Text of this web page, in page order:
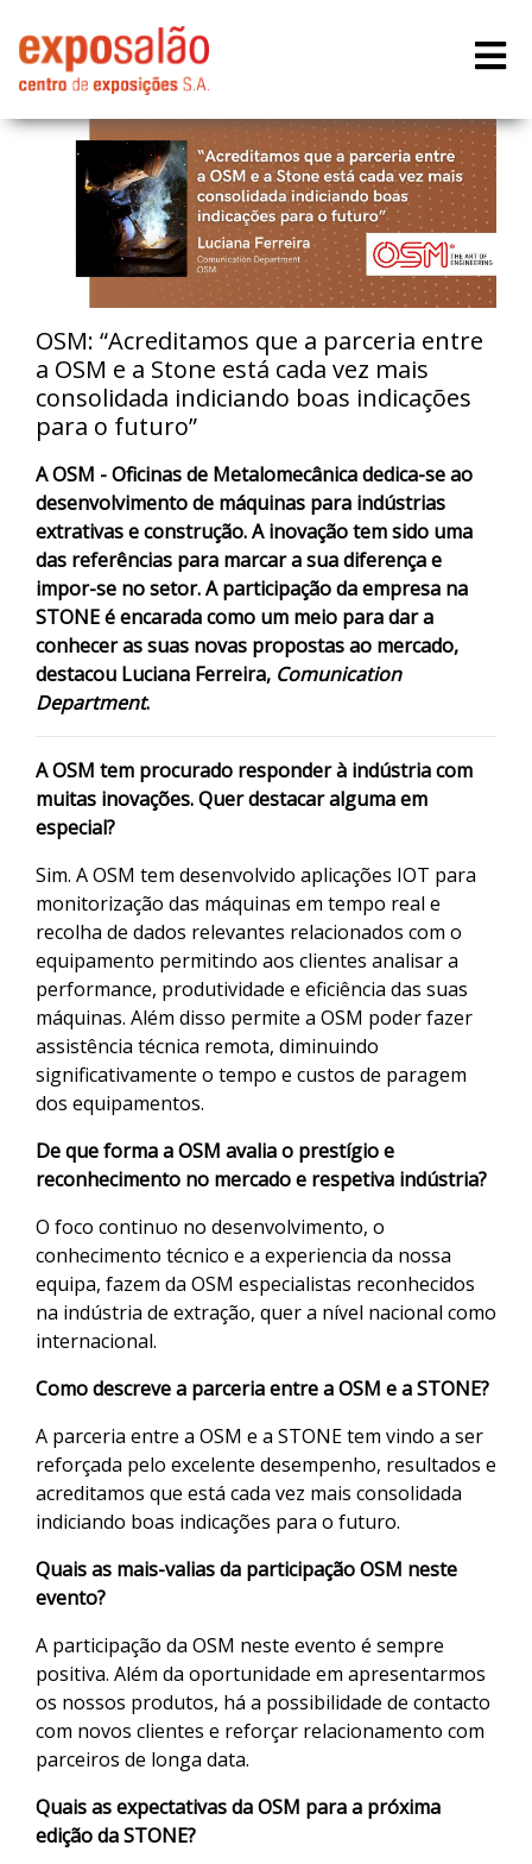
OSM: “Acreditamos que a parceria entre
a OSM e a Stone está cada vez mais
consolidada indiciando boas indicações
para o futuro”
A OSM - Oficinas de Metalomecânica dedica-se ao
desenvolvimento de máquinas para indústrias
extrativas e construção. A inovação tem sido uma
das referências para marcar a sua diferença e
impor-se no setor. A participação da empresa na
STONE é encarada como um meio para dar a
conhecer as suas novas propostas ao mercado,
destacou Luciana Ferreira, Comunication
Department.
A OSM tem procurado responder à indústria com
muitas inovações. Quer destacar alguma em
especial?
Sim. A OSM tem desenvolvido aplicações IOT para
monitorização das máquinas em tempo real e
recolha de dados relevantes relacionados com o
equipamento permitindo aos clientes analisar a
performance, produtividade e eficiência das suas
máquinas. Além disso permite a OSM poder fazer
assistência técnica remota, diminuindo
significativamente o tempo e custos de paragem
dos equipamentos.
De que forma a OSM avalia o prestígio e
reconhecimento no mercado e respetiva indústria?
O foco continuo no desenvolvimento, o
conhecimento técnico e a experiencia da nossa
equipa, fazem da OSM especialistas reconhecidos
na indústria de extração, quer a nível nacional como
internacional.
Como descreve a parceria entre a OSM e a STONE?
A parceria entre a OSM e a STONE tem vindo a ser
reforçada pelo excelente desempenho, resultados e
acreditamos que está cada vez mais consolidada
indiciando boas indicações para o futuro.
Quais as mais-valias da participação OSM neste
evento?
A participação da OSM neste evento é sempre
positiva. Além da oportunidade em apresentarmos
os nossos produtos, há a possibilidade de contacto
com novos clientes e reforçar relacionamento com
parceiros de longa data.
Quais as expectativas da OSM para a próxima
edição da STONE?